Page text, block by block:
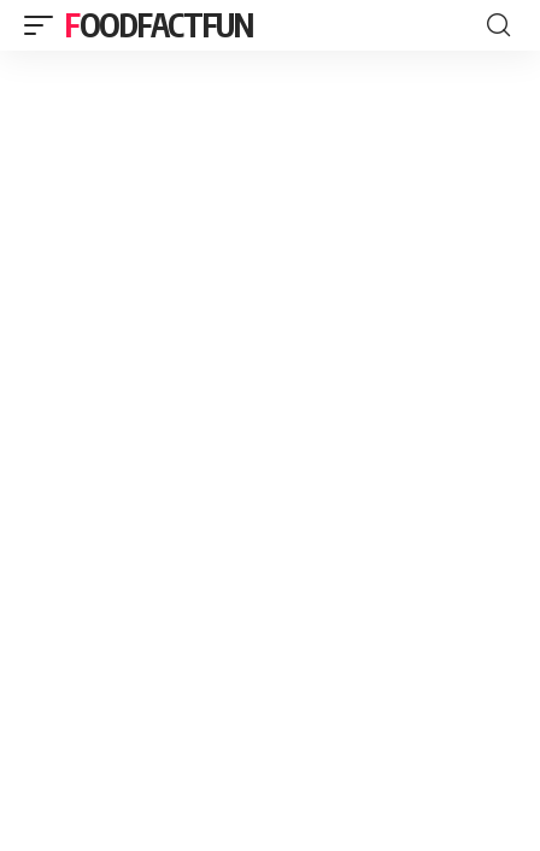
FOODFACTFUN